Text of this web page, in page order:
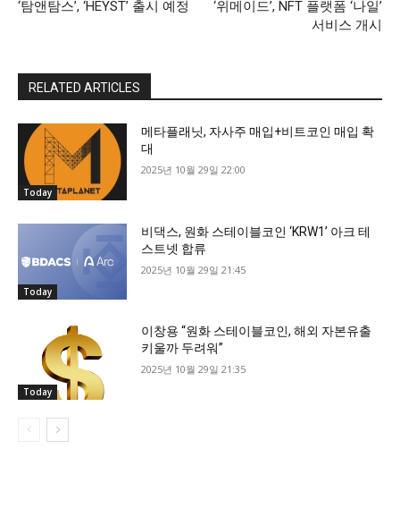
‘탐앤탐스’, ‘HEYST’ 출시 예정
‘위메이드’, NFT 플랫폼 ‘나일’
서비스 개시
RELATED ARTICLES
Today
메타플래닛, 자사주 매입+비트코인 매입 확
대
2025년 10월 29일 22:00
Today
비댁스, 원화 스테이블코인 ‘KRW1’ 아크 테
스트넷 합류
2025년 10월 29일 21:45
Today
이창용 “원화 스테이블코인, 해외 자본유출
키울까 두려워”
2025년 10월 29일 21:35